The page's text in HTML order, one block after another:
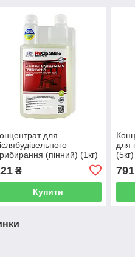
для
(пінний) (1кг)
₴
Купити
для
(5кг)
791